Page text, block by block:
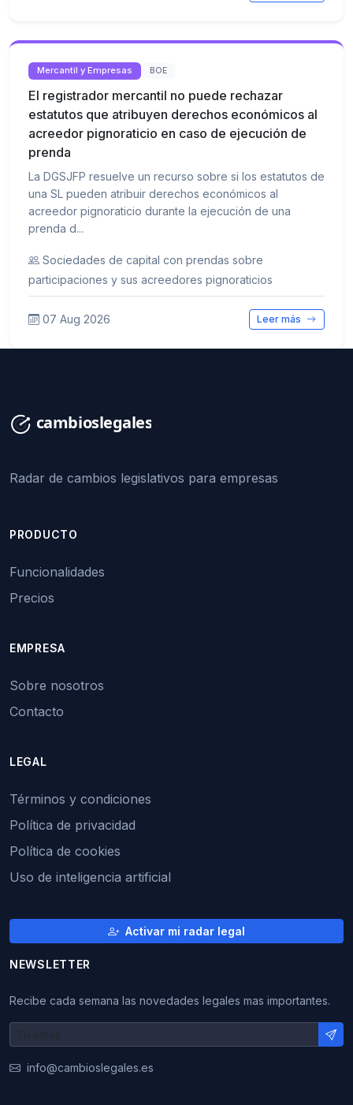
Mercantil y Empresas BOE
El registrador mercantil no puede rechazar
estatutos que atribuyen derechos económicos al
acreedor pignoraticio en caso de ejecución de
prenda
La DGSJFP resuelve un recurso sobre si los estatutos de
una SL pueden atribuir derechos económicos al
acreedor pignoraticio durante la ejecución de una
prenda d...
Sociedades de capital con prendas sobre
participaciones y sus acreedores pignoraticios
07 Aug 2026 Leer más
Radar de cambios legislativos para empresas
PRODUCTO
Funcionalidades
Precios
EMPRESA
Sobre nosotros
Contacto
LEGAL
Términos y condiciones
Política de privacidad
Política de cookies
Uso de inteligencia artificial
Activar mi radar legal
NEWSLETTER
Recibe cada semana las novedades legales mas importantes.
info@cambioslegales.es